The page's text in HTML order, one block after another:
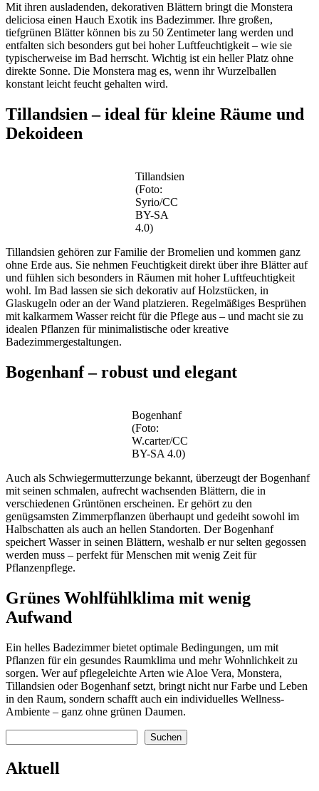
Mit ihren ausladenden, dekorativen Blättern bringt die Monstera
deliciosa einen Hauch Exotik ins Badezimmer. Ihre großen,
tiefgrünen Blätter können bis zu 50 Zentimeter lang werden und
entfalten sich besonders gut bei hoher Luftfeuchtigkeit – wie sie
typischerweise im Bad herrscht. Wichtig ist ein heller Platz ohne
direkte Sonne. Die Monstera mag es, wenn ihr Wurzelballen
konstant leicht feucht gehalten wird.
Tillandsien – ideal für kleine Räume und
Dekoideen
Tillandsien
(Foto:
Syrio/CC
BY-SA
4.0)
Tillandsien gehören zur Familie der Bromelien und kommen ganz
ohne Erde aus. Sie nehmen Feuchtigkeit direkt über ihre Blätter auf
und fühlen sich besonders in Räumen mit hoher Luftfeuchtigkeit
wohl. Im Bad lassen sie sich dekorativ auf Holzstücken, in
Glaskugeln oder an der Wand platzieren. Regelmäßiges Besprühen
mit kalkarmem Wasser reicht für die Pflege aus – und macht sie zu
idealen Pflanzen für minimalistische oder kreative
Badezimmergestaltungen.
Bogenhanf – robust und elegant
Bogenhanf
(Foto:
W.carter/CC
BY-SA 4.0)
Auch als Schwiegermutterzunge bekannt, überzeugt der Bogenhanf
mit seinen schmalen, aufrecht wachsenden Blättern, die in
verschiedenen Grüntönen erscheinen. Er gehört zu den
genügsamsten Zimmerpflanzen überhaupt und gedeiht sowohl im
Halbschatten als auch an hellen Standorten. Der Bogenhanf
speichert Wasser in seinen Blättern, weshalb er nur selten gegossen
werden muss – perfekt für Menschen mit wenig Zeit für
Pflanzenpflege.
Grünes Wohlfühlklima mit wenig
Aufwand
Ein helles Badezimmer bietet optimale Bedingungen, um mit
Pflanzen für ein gesundes Raumklima und mehr Wohnlichkeit zu
sorgen. Wer auf pflegeleichte Arten wie Aloe Vera, Monstera,
Tillandsien oder Bogenhanf setzt, bringt nicht nur Farbe und Leben
in den Raum, sondern schafft auch ein individuelles Wellness-
Ambiente – ganz ohne grünen Daumen.
Suchen
Aktuell